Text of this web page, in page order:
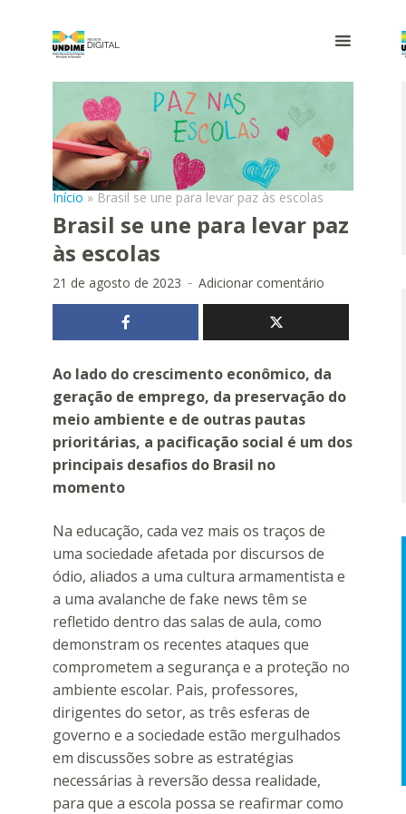
Início » Brasil se une para levar paz às escolas
Brasil se une para levar paz
às escolas
21 de agosto de 2023 Adicionar comentário
Ao lado do crescimento econômico, da
geração de emprego, da preservação do
meio ambiente e de outras pautas
prioritárias, a pacificação social é um dos
principais desafios do Brasil no
momento
Na educação, cada vez mais os traços de
uma sociedade afetada por discursos de
ódio, aliados a uma cultura armamentista e
a uma avalanche de fake news têm se
refletido dentro das salas de aula, como
demonstram os recentes ataques que
comprometem a segurança e a proteção no
ambiente escolar. Pais, professores,
dirigentes do setor, as três esferas de
governo e a sociedade estão mergulhados
em discussões sobre as estratégias
necessárias à reversão dessa realidade,
para que a escola possa se reafirmar como